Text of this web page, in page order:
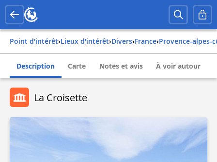
Point d'intérêt› Lieux d'intérêt› Divers› france› provence-alpes-
Description Carte Notes et avis À voir autour
La Croisette